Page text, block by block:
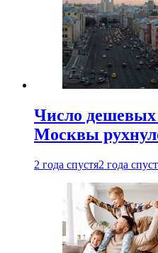
Число дешевых
Москвы
2 года спустя2 года